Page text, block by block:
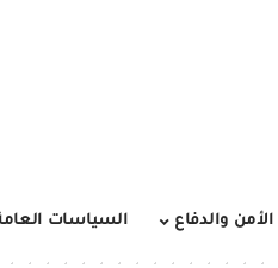
والدفاع السياسات